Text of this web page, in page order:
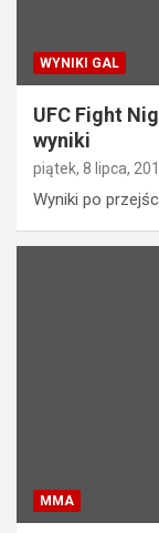
WYNIKI GAL
UFC Fight
wyniki
piątek, 8 lipca,
Wyniki po
MMA